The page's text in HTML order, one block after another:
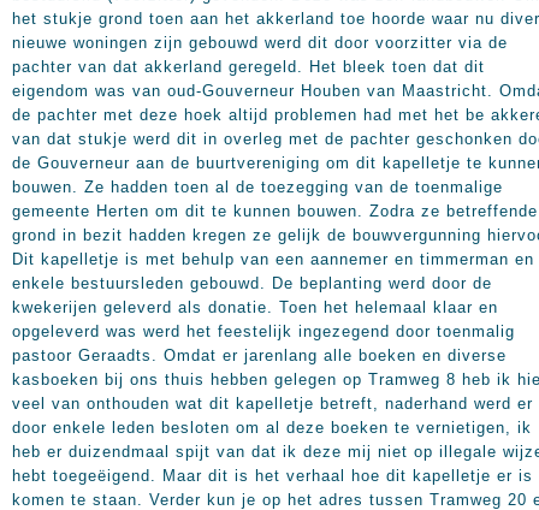
het stukje grond toen aan het akkerland toe hoorde waar nu
nieuwe woningen zijn gebouwd werd dit door voorzitter via de
pachter van dat akkerland geregeld. Het bleek toen dat dit
eigendom was van oud-Gouverneur Houben van Maastricht.
de pachter met deze hoek altijd problemen had met het be
van dat stukje werd dit in overleg met de pachter geschonken
de Gouverneur aan de buurtvereniging om dit kapelletje te
bouwen. Ze hadden toen al de toezegging van de toenmalige
gemeente Herten om dit te kunnen bouwen. Zodra ze betreffende
grond in bezit hadden kregen ze gelijk de bouwvergunning
Dit kapelletje is met behulp van een aannemer en timmerman en
enkele bestuursleden gebouwd. De beplanting werd door de
kwekerijen geleverd als donatie. Toen het helemaal klaar en
opgeleverd was werd het feestelijk ingezegend door toenmalig
pastoor Geraadts. Omdat er jarenlang alle boeken en diverse
kasboeken bij ons thuis hebben gelegen op Tramweg 8 heb ik
veel van onthouden wat dit kapelletje betreft, naderhand werd er
door enkele leden besloten om al deze boeken te vernietigen, ik
heb er duizendmaal spijt van dat ik deze mij niet op illegale
hebt toegeëigend. Maar dit is het verhaal hoe dit kapelletje er is
komen te staan. Verder kun je op het adres tussen Tramweg 20